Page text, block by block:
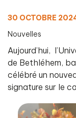
30 OCTOBRE
Nouvelles
Aujourd’hui,
de Bethléhem,
célébré un
signature sur le